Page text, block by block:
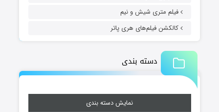
فیلم متری شیش و نیم
کالکشن فیلم‌های هری پاتر
دسته بندی
نمایش دسته بندی